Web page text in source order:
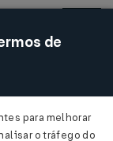
Acessar
de
para melhorar
o tráfego do